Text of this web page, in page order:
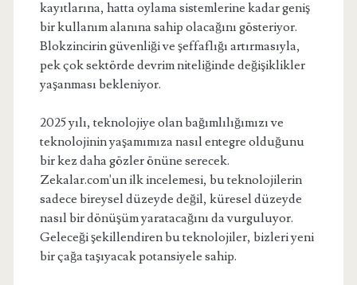
kayıtlarına, hatta oylama sistemlerine kadar geniş
bir kullanım alanına sahip olacağını gösteriyor.
Blokzincirin güvenliği ve şeffaflığı artırmasıyla,
pek çok sektörde devrim niteliğinde değişiklikler
yaşanması bekleniyor.
2025 yılı, teknolojiye olan bağımlılığımızı ve
teknolojinin yaşamımıza nasıl entegre olduğunu
bir kez daha gözler önüne serecek.
Zekalar.com'un ilk incelemesi, bu teknolojilerin
sadece bireysel düzeyde değil, küresel düzeyde
nasıl bir dönüşüm yaratacağını da vurguluyor.
Geleceği şekillendiren bu teknolojiler, bizleri yeni
bir çağa taşıyacak potansiyele sahip.